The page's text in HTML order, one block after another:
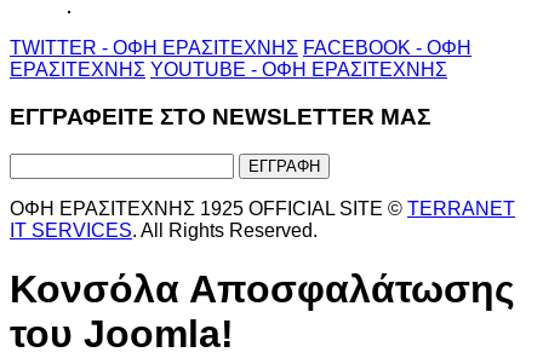
TWITTER - ΟΦΗ ΕΡΑΣΙΤΕΧΝΗΣ FACEBOOK - ΟΦΗ
ΕΡΑΣΙΤΕΧΝΗΣ YOUTUBE - ΟΦΗ ΕΡΑΣΙΤΕΧΝΗΣ
ΕΓΓΡΑΦΕΙΤΕ ΣΤΟ NEWSLETTER ΜΑΣ
ΟΦΗ ΕΡΑΣΙΤΕΧΝΗΣ 1925 OFFICIAL SITE © TERRANET
IT SERVICES. All Rights Reserved.
Κονσόλα Αποσφαλάτωσης
του Joomla!